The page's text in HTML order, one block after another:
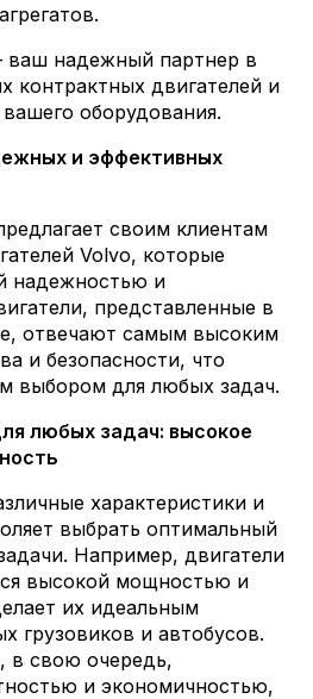
ваш надежный партнер в
контрактных двигателей и
оборудования.
и эффективных
своим клиентам
Volvo, которые
надежностью и
представленные в
отвечают самым высоким
и безопасности, что
выбором для любых задач.
любых задач: высокое
характеристики и
выбрать оптимальный
Например, двигатели
высокой мощностью и
их идеальным
грузовиков и автобусов.
в свою очередь,
и экономичностью,